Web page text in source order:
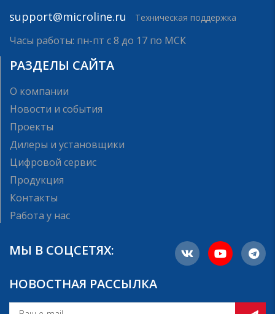
support@microline.ru Техническая поддержка
Часы работы: пн-пт с 8 до 17 по МСК
РАЗДЕЛЫ САЙТА
О компании
Новости и события
Проекты
Дилеры и установщики
Цифровой сервис
Продукция
Контакты
Работа у нас
МЫ В СОЦСЕТЯХ:
НОВОСТНАЯ РАССЫЛКА